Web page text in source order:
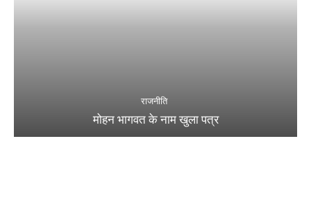
राजनीति
मोहन भागवत के नाम खुला पत्र